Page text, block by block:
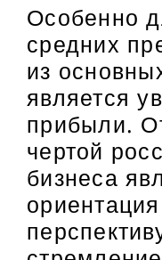
Особенно
средних
из
является
прибыли.
чертой
бизнеса